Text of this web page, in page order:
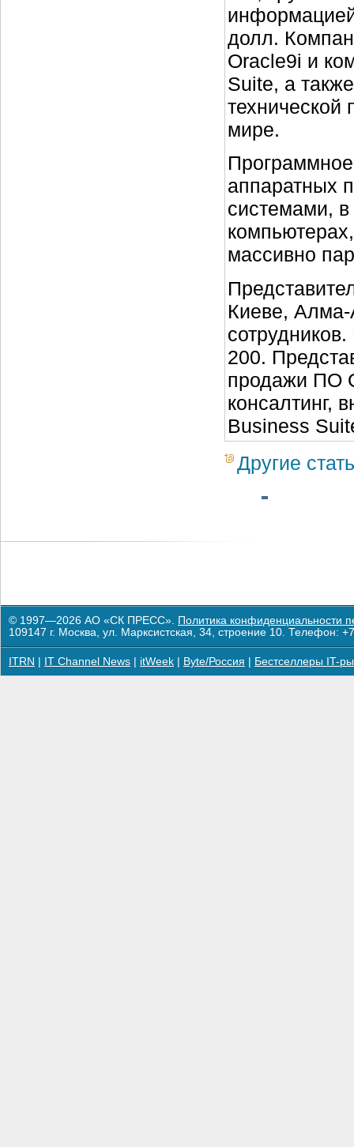
долл.
Oracle9i и
Suite, а
технической
мире.
аппаратных
системами,
массивно
Киеве, Алма-
200.
продажи ПО
консалтинг,
Business
Другие
© 1997—2026 АО «СК ПРЕСС». Политика конфиденциальности
109147 г. Москва, ул. Марксистская, 34, строение 10. Телефон:
ITRN IT Channel News itWeek Byte/Россия Бестселлеры IT-